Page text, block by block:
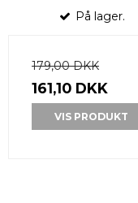
På lager.
179,00 DKK
161,10 DKK
VIS PRODUKT